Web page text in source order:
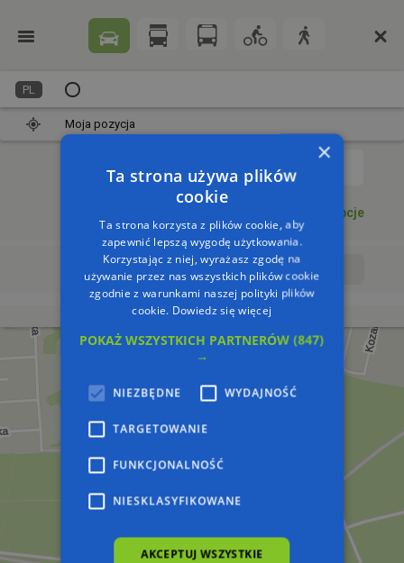
PL
Moja pozycja
Opcje
Wyrusz teraz Wyrusz o:
×
Ta strona używa plików
cookie
Ta strona korzysta z plików cookie, aby
zapewnić lepszą wygodę użytkowania.
Korzystając z niej, wyrażasz zgodę na
używanie przez nas wszystkich plików cookie
zgodnie z warunkami naszej polityki plików
cookie. Dowiedz się więcej
POKAŻ WSZYSTKICH PARTNERÓW(847)
→
NIEZBĘDNE WYDAJNOŚĆ
TARGETOWANIE
FUNKCJONALNOŚĆ
NIESKLASYFIKOWANE
AKCEPTUJ WSZYSTKIE